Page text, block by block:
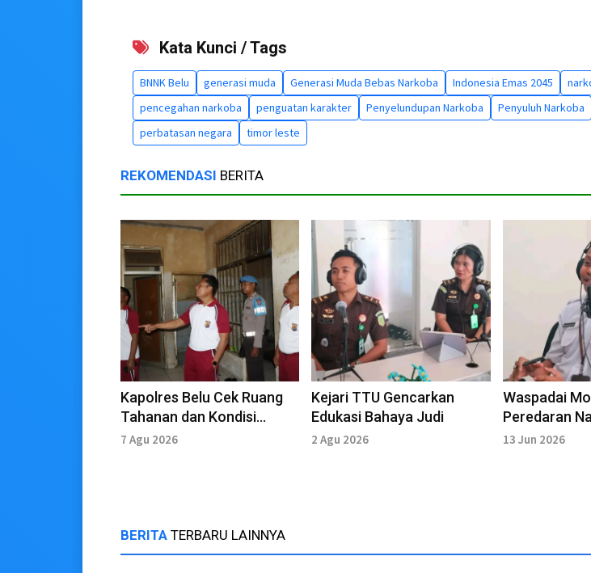
Kata Kunci / Tags
BNNK Belu generasi muda Generasi Muda Bebas Narkoba Indonesia Emas 2045
pencegahan narkoba
penguatan karakter Penyelundupan Narkoba
Penyuluh Narkoba
perbatasan negara
timor leste
REKOMENDASI BERITA
Kapolres Belu Cek Ruang
Tahanan dan Kondisi
Kesehatan Warga Binaan
7 Agu 2026
Kejari TTU Gencarkan
Edukasi Bahaya Judi
2 Agu 2026
Waspadai
Peredaran
13 Jun 2026
BERITA TERBARU LAINNYA